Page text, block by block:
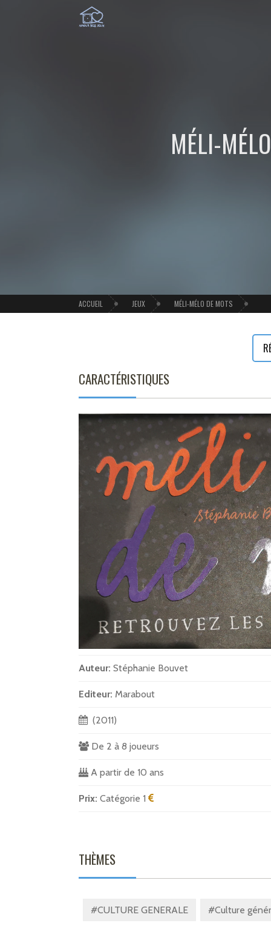
MÉLI-
ACCUEIL JEUX MÉLI-MÉLO DE MOTS
CARACTÉRISTIQUES
Auteur: Stéphanie Bouvet
Editeur: Marabout
(2011)
De 2 à 8 joueurs
A partir de 10 ans
Prix: Catégorie 1
THÈMES
#CULTURE GENERALE #Culture